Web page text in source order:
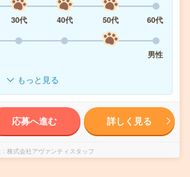
30代 40代 50代
60代
男性
もっと見る
応募へ進む 詳しく見る
株式会社アヴァンティスタッフ